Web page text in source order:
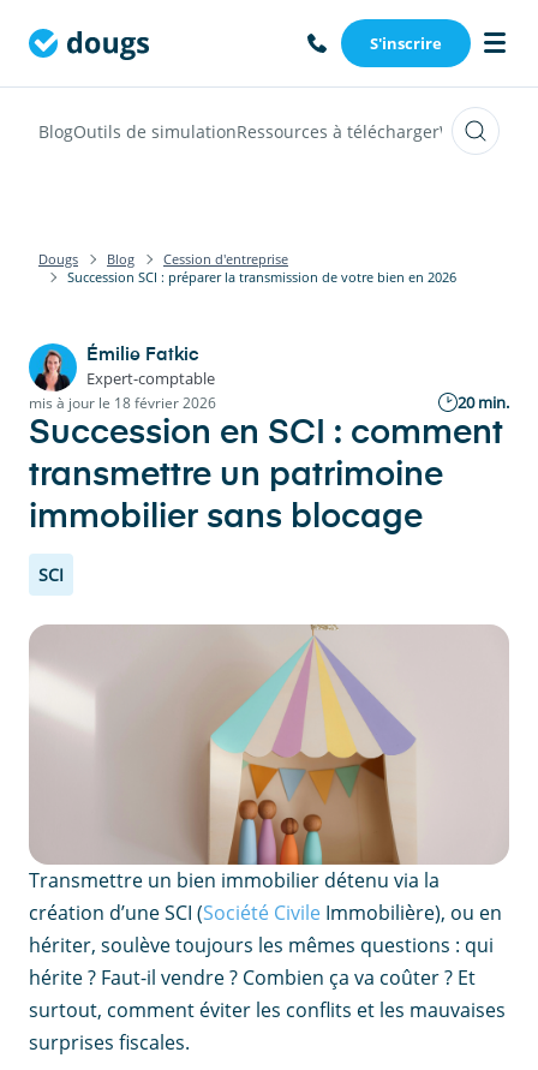
S'inscrire
BlogOutils de simulationRessources à téléchargerWebinars
Dougs Blog
Cession d'entreprise
Succession SCI : préparer la transmission de votre bien en 2026
Émilie Fatkic
Expert-comptable
mis à jour le 18 février 2026 20 min.
Succession en SCI : comment
transmettre un patrimoine
immobilier sans blocage
SCI
Transmettre un bien immobilier détenu via la
création d’une SCI (Société Civile Immobilière), ou en
hériter, soulève toujours les mêmes questions : qui
hérite ? Faut-il vendre ? Combien ça va coûter ? Et
surtout, comment éviter les conflits et les mauvaises
surprises fiscales.